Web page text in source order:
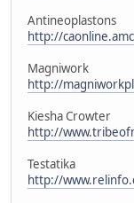
Antineoplastons
http://
Magniwork
http://
Kiesha Crowter
http://
Testatika
http://